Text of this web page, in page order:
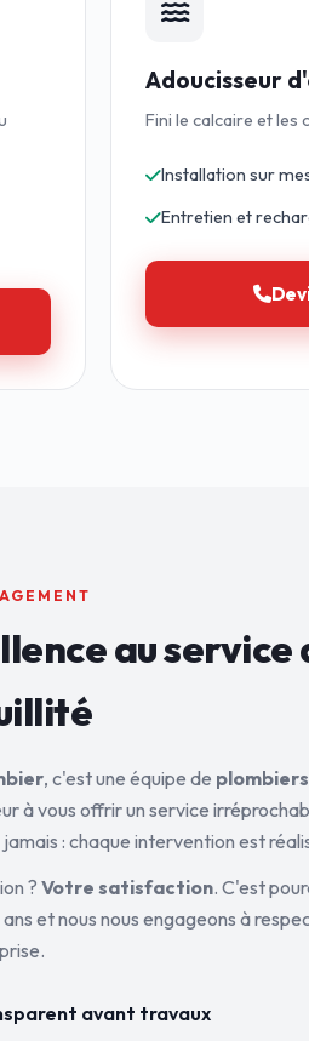
Adoucisseur
Fini le calcaire et les
Installation sur
Entretien et
au service
, c'est une équipe de
à vous offrir un service
: chaque intervention est
?Votre satisfaction. C'est
et nous nous engageons à
avant travaux